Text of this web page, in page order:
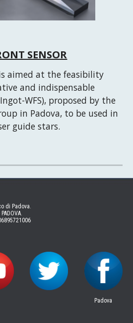
SENSOR
aimed at the feasibility
and indispensable
WFS), proposed by the
in Padova, to be used in
guide stars.
di Padova.
Padova